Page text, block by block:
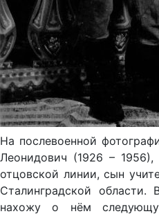
На послевоенной
Леонидович (1926 –
отцовской линии, сын
Сталинградской
нахожу о нём